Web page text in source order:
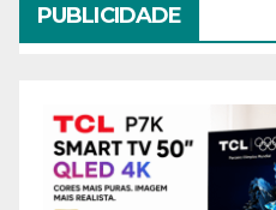
PUBLICIDADE